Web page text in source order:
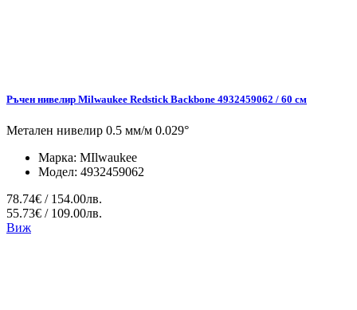
Ръчен нивелир Milwaukee Redstick Backbone 4932459062 / 60 см
Метален нивелир 0.5 мм/м 0.029°
Марка: MIlwaukee
Модел: 4932459062
78.74€ / 154.00лв.
55.73€ / 109.00лв.
Виж